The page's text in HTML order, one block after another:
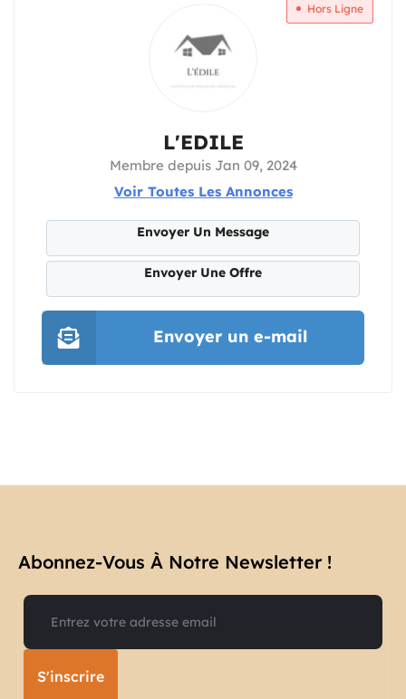
Hors Ligne
L'EDILE
Membre depuis Jan 09, 2024
Voir Toutes Les Annonces
Envoyer Un Message
Envoyer Une Offre
Envoyer un e-mail
Abonnez-Vous À Notre Newsletter !​
S'inscrire